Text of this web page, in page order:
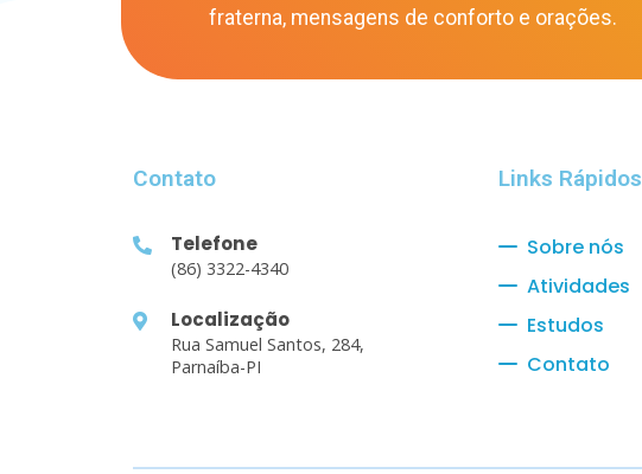
fraterna, mensagens de conforto e orações.
Contato
Telefone
(86) 3322-4340
Localização
Rua Samuel Santos, 284,
Parnaíba-PI
Links Rápidos
Sobre nós
Atividades
Estudos
Contato